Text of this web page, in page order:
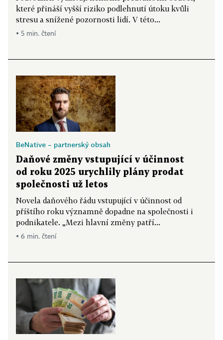
které přináší vyšší riziko podlehnutí útoku kvůli
stresu a snížené pozornosti lidí. V této...
▪ 5 min. čtení
BeNative – partnerský obsah
Daňové změny vstupující v účinnost
od roku 2025 urychlily plány prodat
společnosti už letos
Novela daňového řádu vstupující v účinnost od
příštího roku významně dopadne na společnosti i
podnikatele. „Mezi hlavní změny patří...
▪ 6 min. čtení